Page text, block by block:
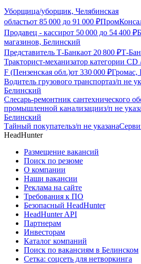
Уборщица/уборщик, Челябинская
областьот 85 000 до 91 000 ₽
Продавец - кассирот 50 000 до 54 400 ₽
магазинов, Белинский
Представитель Т-Банкаот 20 800 ₽Т-
Тракторист-механизатор категории
F (Пензенская обл.)от 330 000 ₽Громас,
Водитель грузового транспортаз/п не
Белинский
Слесарь-ремонтник сантехнического
промышленной канализацииз/п не
Белинский
Тайный покупательз/п не указана
HeadHunter
Размещение вакансий
Поиск по резюме
О компании
Наши вакансии
Реклама на сайте
Требования к ПО
Безопасный HeadHunter
HeadHunter API
Партнерам
Инвесторам
Каталог компаний
Поиск по вакансиям в Белинском
Сетка: соцсеть для нетворкинга